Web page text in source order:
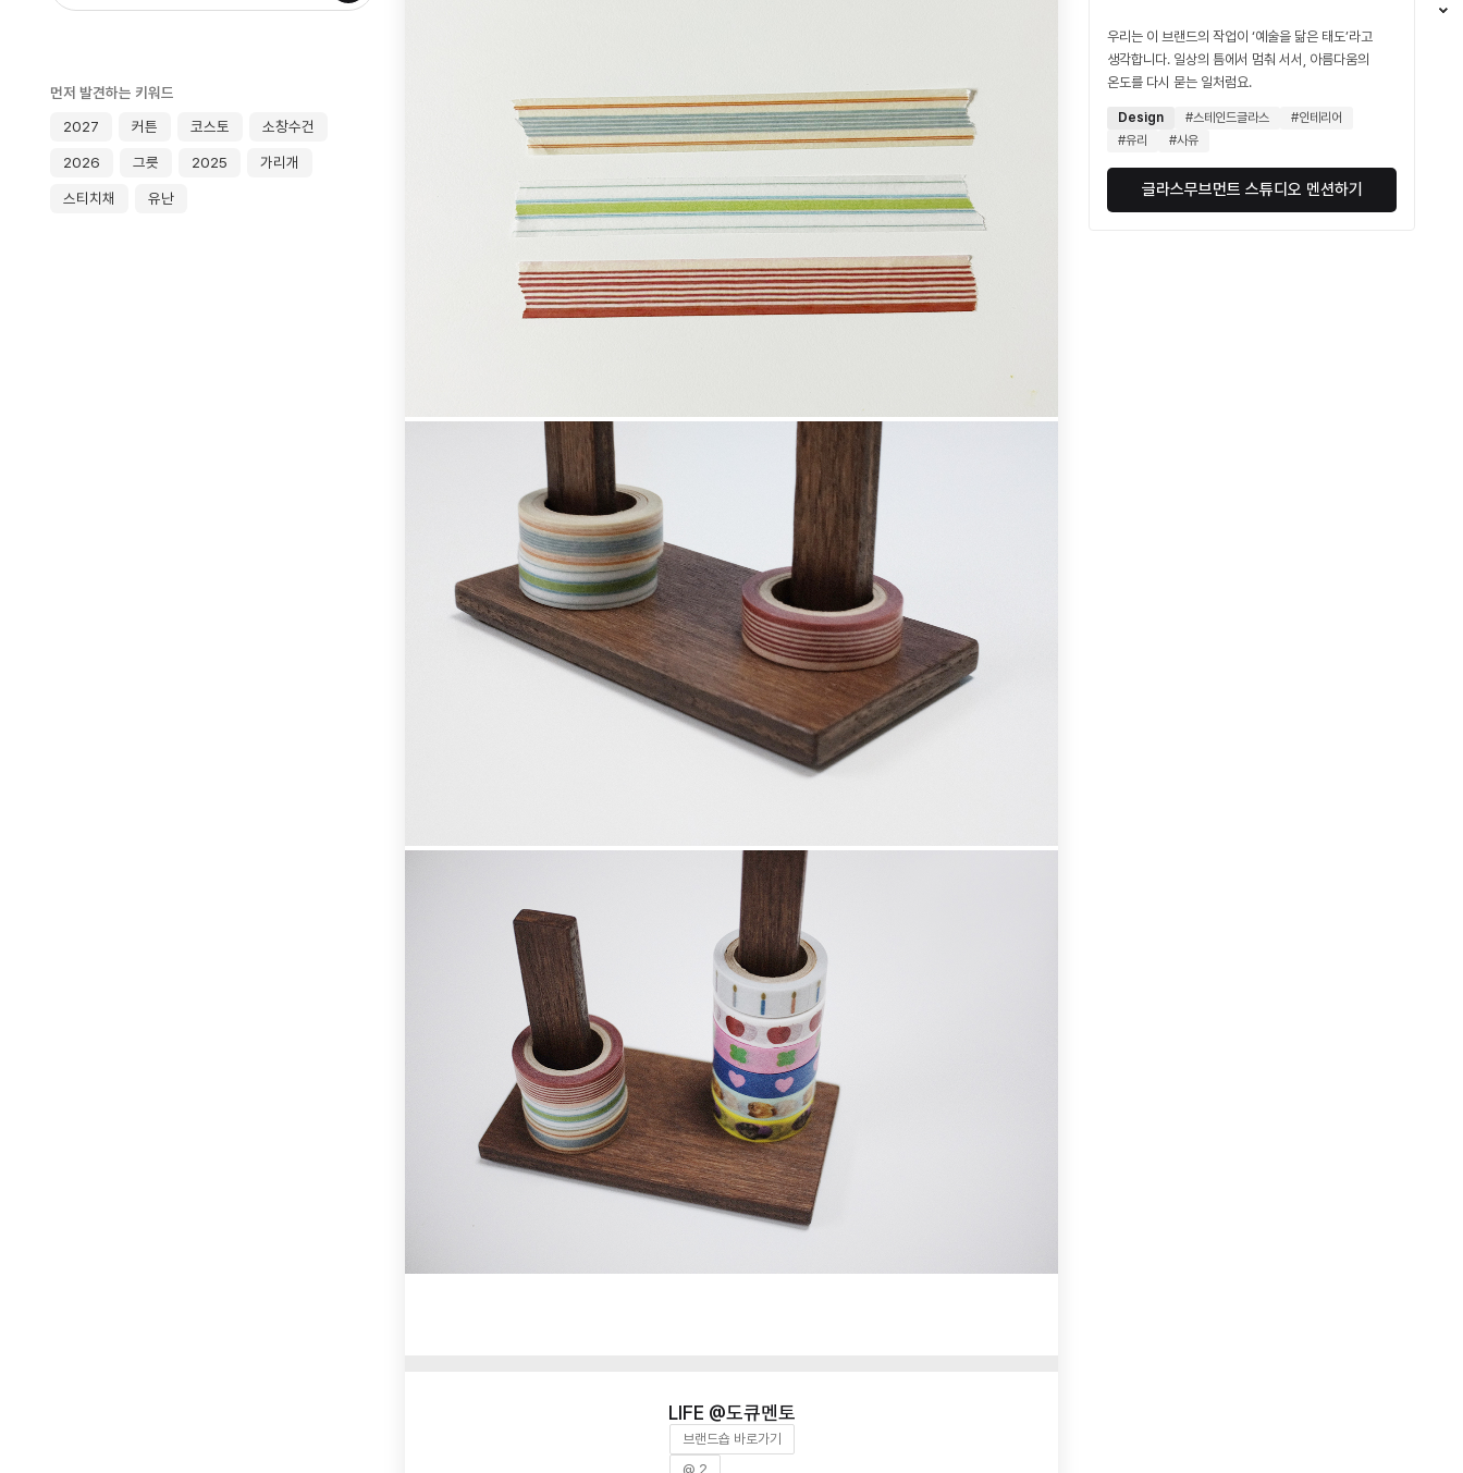
도큐멘토
브랜드숍 바로가기
@ 2
먼저 발견하는 키워드
2027
커튼 코스토 소창수건
2026 그릇 2025 가리개
스티치채 유난
우리는 이 브랜드의 작업이 ‘예술을 닮은 태도’라고
생각합니다. 일상의 틈에서 멈춰 서서, 아름다움의
온도를 다시 묻는 일처럼요.
Design #스테인드글라스
#인테리어
#유리
#사유
글라스무브먼트 스튜디오 멘션하기